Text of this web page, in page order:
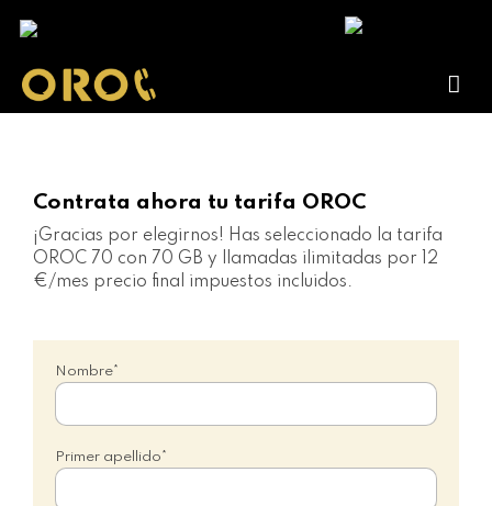
Contrata ahora tu tarifa OROC
¡Gracias por elegirnos! Has seleccionado la tarifa
OROC 70 con 70 GB y llamadas ilimitadas por 12
€/mes precio final impuestos incluidos.
Nombre*
Primer apellido*